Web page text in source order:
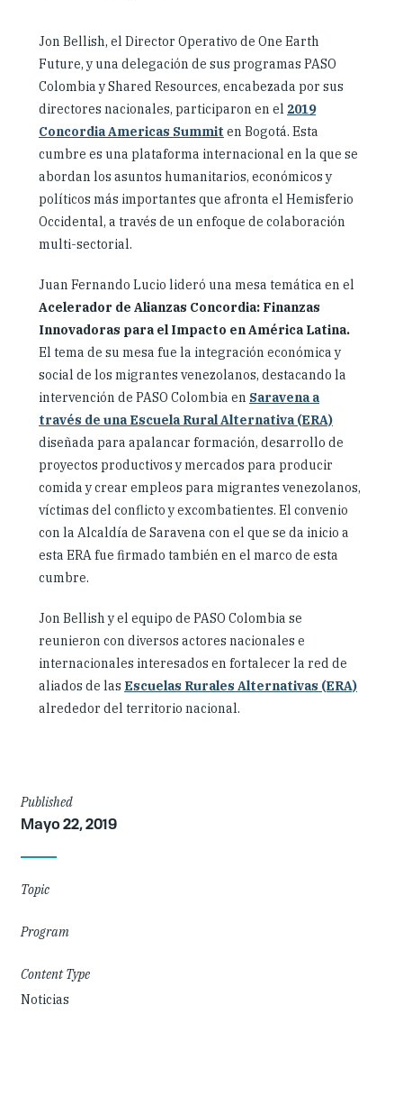
Jon Bellish, el Director Operativo de One Earth
Future, y una delegación de sus programas PASO
Colombia y Shared Resources, encabezada por sus
directores nacionales, participaron en el 2019
Concordia Americas Summit en Bogotá. Esta
cumbre es una plataforma internacional en la que se
abordan los asuntos humanitarios, económicos y
políticos más importantes que afronta el Hemisferio
Occidental, a través de un enfoque de colaboración
multi-sectorial.
Juan Fernando Lucio lideró una mesa temática en el
Acelerador de Alianzas Concordia: Finanzas
Innovadoras para el Impacto en América Latina.
El tema de su mesa fue la integración económica y
social de los migrantes venezolanos, destacando la
intervención de PASO Colombia en Saravena a
través de una Escuela Rural Alternativa (ERA)
diseñada para apalancar formación, desarrollo de
proyectos productivos y mercados para producir
comida y crear empleos para migrantes venezolanos,
víctimas del conflicto y excombatientes. El convenio
con la Alcaldía de Saravena con el que se da inicio a
esta ERA fue firmado también en el marco de esta
cumbre.
Jon Bellish y el equipo de PASO Colombia se
reunieron con diversos actores nacionales e
internacionales interesados en fortalecer la red de
aliados de las Escuelas Rurales Alternativas (ERA)
alrededor del territorio nacional.
Article
Details
Published
Mayo 22, 2019
Topic
Program
Content Type
Noticias